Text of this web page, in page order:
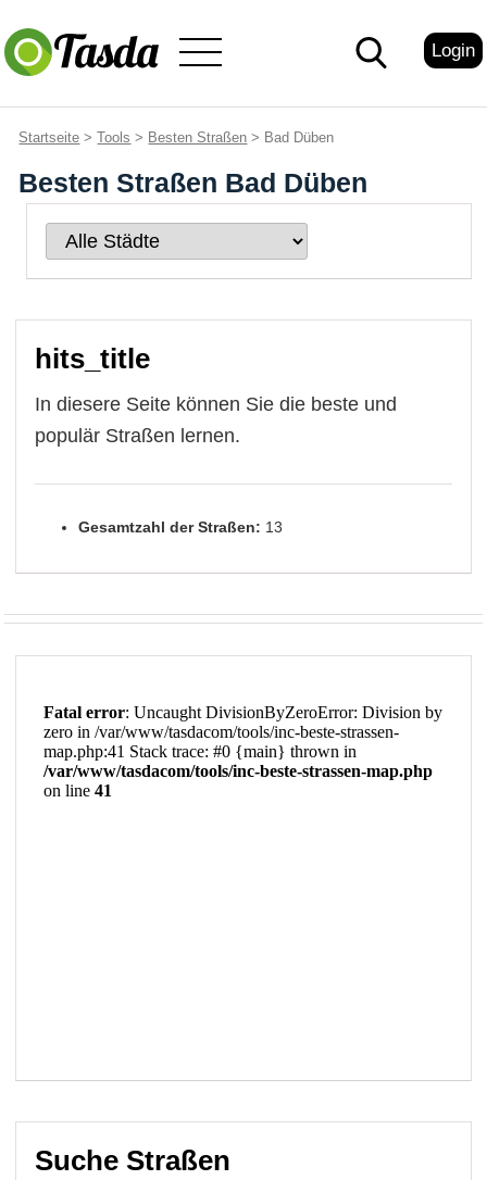
Login
Startseite >Tools > Besten Straßen > Bad Düben
Besten Straßen Bad Düben
hits_title
In diesere Seite können Sie die beste und
populär Straßen lernen.
Gesamtzahl der Straßen: 13
Suche Straßen